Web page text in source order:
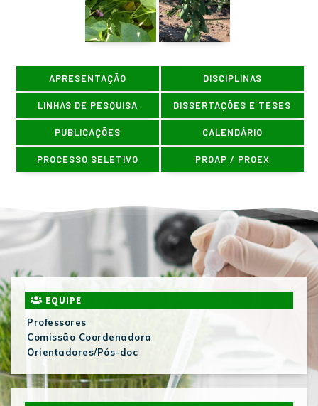
APRESENTAÇÃO DISCIPLINAS
LINHAS DE PESQUISA DISSERTAÇÕES E TESES
PUBLICAÇÕES CALENDÁRIO
PROCESSO SELETIVO PROAP / PROEX
EQUIPE
Professores
Comissão Coordenadora
Orientadores/Pós-doc